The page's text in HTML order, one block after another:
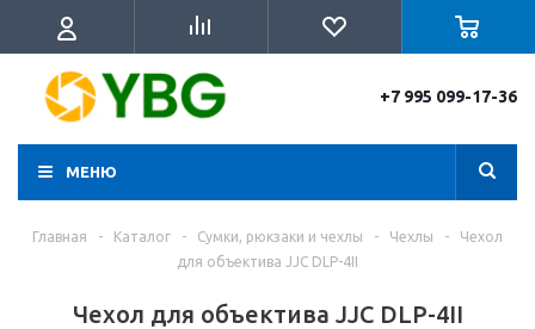
+7 995 099-17-36
МЕНЮ
Главная - Каталог - Сумки, рюкзаки и чехлы - Чехлы -
Чехол
для объектива JJC DLP-4II
Чехол для объектива JJC DLP-4II